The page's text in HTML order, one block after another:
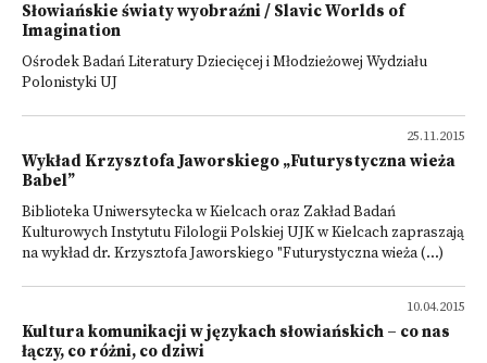
Słowiańskie światy wyobraźni / Slavic Worlds of
Imagination
Ośrodek Badań Literatury Dziecięcej i Młodzieżowej Wydziału
Polonistyki UJ
25.11.2015
Wykład Krzysztofa Jaworskiego „Futurystyczna wieża
Babel”
Biblioteka Uniwersytecka w Kielcach oraz Zakład Badań
Kulturowych Instytutu Filologii Polskiej UJK w Kielcach zapraszają
na wykład dr. Krzysztofa Jaworskiego "Futurystyczna wieża (...)
10.04.2015
Kultura komunikacji w językach słowiańskich – co nas
łączy, co różni, co dziwi